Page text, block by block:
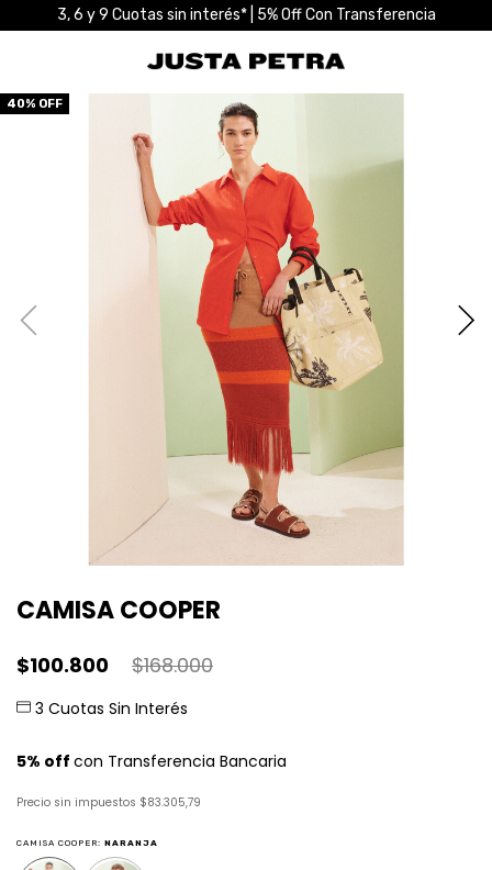
3, 6 y 9 Cuotas sin interés* | 5% Off Con Transferencia
40% OFF
CAMISA COOPER
$100.800 $168.000
Precio sin impuestos $83.305,79
CAMISA COOPER: NARANJA